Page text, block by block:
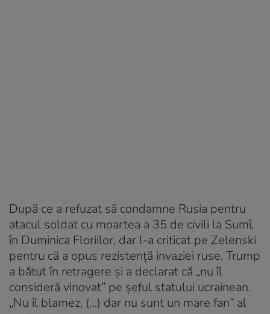
După ce a refuzat să condamne Rusia pentru
atacul soldat cu moartea a 35 de civili la Sumî,
în Duminica Floriilor, dar l-a criticat pe Zelenski
pentru că a opus rezistență invaziei ruse, Trump
a bătut în retragere și a declarat că „nu îl
consideră vinovat” pe șeful statului ucrainean.
„Nu îl blamez, (…) dar nu sunt un mare fan” al